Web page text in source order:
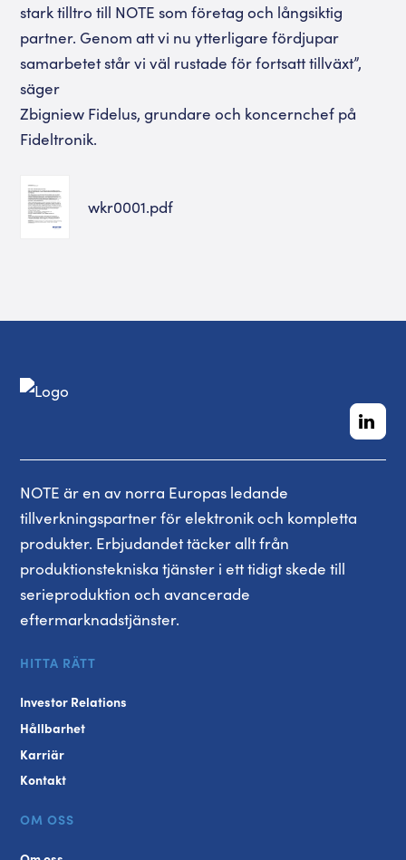
stark tilltro till NOTE som företag och långsiktig
partner. Genom att vi nu ytterligare fördjupar
samarbetet står vi väl rustade för fortsatt tillväxt”,
säger
Zbigniew Fidelus, grundare och koncernchef på
Fideltronik.
wkr0001.pdf
NOTE är en av norra Europas ledande
tillverkningspartner för elektronik och kompletta
produkter. Erbjudandet täcker allt från
produktionstekniska tjänster i ett tidigt skede till
serieproduktion och avancerade
eftermarknadstjänster.
HITTA RÄTT
Investor Relations
Hållbarhet
Karriär
Kontakt
OM OSS